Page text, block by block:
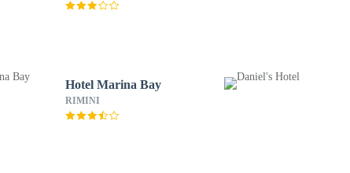
Hotel Marina Bay
RIMINI